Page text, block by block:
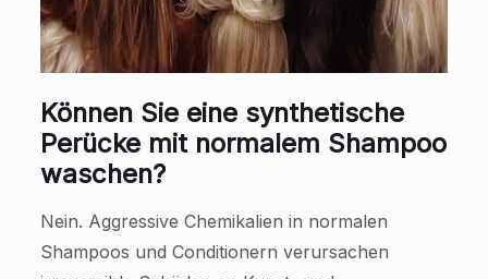
Können Sie eine synthetische
Perücke mit normalem Shampoo
waschen?
Nein. Aggressive Chemikalien in normalen
Shampoos und Conditionern verursachen